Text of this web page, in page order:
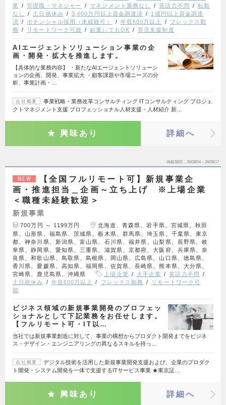
業
管理職・マネジャー マネジメント業務なし 英語力不問
転勤
なし
土日祝休み 3,000万円以上資金調達済
1億円以上資金調達
済
ポテンシャル採用（未経験可） 年収600万以上
フレックス勤
務
リモートワーク可能 副業してもOK 育児支援制度
AIエージェントソリューション事業の企
画・開発・拡大を推進します。
【具体的な業務内容】 ・新たなAIエージェントソリューシ
ョンの企画、開発、事業拡大 ・顧客課題や市場ニーズの分
析、事業計画・…
会社概要
事業戦略・業務改革コンサルティング ITコンサルティング プロジェ
クトマネジメント支援 プロフェッショナル人材支援・人材紹介 新…
興味あり 詳細へ
掲載期間 26/08/04～26/08/17
NEW
【全国フルリモート可】新規事業企
画・推進担当＿企画～立ち上げ ※上場企業
＜職種未経験歓迎＞
新規事業
700万円 ～ 1199万円
北海道、青森県、岩手県、宮城県、秋田
県、山形県、福島県、茨城県、栃木県、群馬県、埼玉県、千葉県、東京
都、神奈川県、新潟県、富山県、石川県、福井県、山梨県、長野県、岐
阜県、静岡県、愛知県、三重県、滋賀県、京都府、大阪府、兵庫県、奈
良県、和歌山県、鳥取県、島根県、岡山県、広島県、山口県、徳島県、
香川県、愛媛県、高知県、福岡県、佐賀県、長崎県、熊本県、大分県、
宮崎県、鹿児島県、沖縄県
上場企業 大手企業
英語力不問
土日祝休み
年収600万以上 フレックス勤務
リモートワーク可
能
ビジネス領域の新規事業開発のプロフェッ
ショナルとして下記業務をお任せします。
【フルリモート可・IT以…
当社では新規事業創造に対して、事業の構想からプロダクト開発までをビジネ
ス・デザイン・エンジニアリングの異なるスキルを持っ…
会社概要
デジタル技術を活用した新規事業開発支援および、企業のプロダク
ト開発・システム開発を一体で支援するITサービス事業 ★東京証…
興味あり 詳細へ